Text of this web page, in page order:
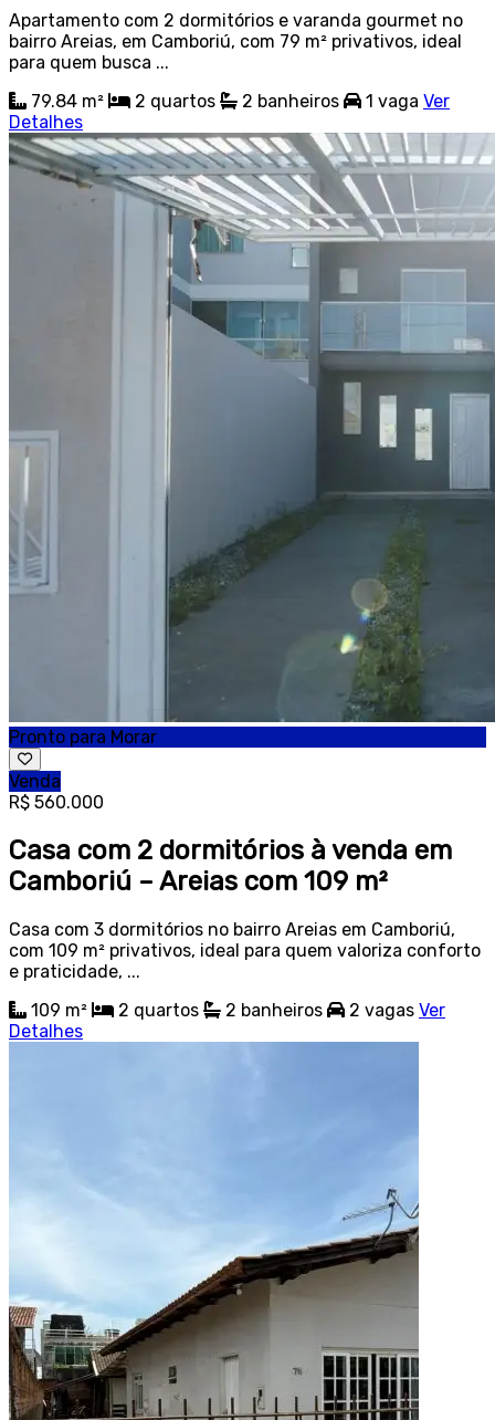
Apartamento com 2 dormitórios e varanda gourmet no
bairro Areias, em Camboriú, com 79 m² privativos, ideal
para quem busca ...
79.84 m²
2 quartos 2 banheiros 1 vaga Ver
Detalhes
Pronto para Morar
Venda
R$ 560.000
Casa com 2 dormitórios à venda em
Camboriú – Areias com 109 m²
Casa com 3 dormitórios no bairro Areias em Camboriú,
com 109 m² privativos, ideal para quem valoriza conforto
e praticidade, ...
109 m²
2 quartos 2 banheiros 2 vagas Ver
Detalhes